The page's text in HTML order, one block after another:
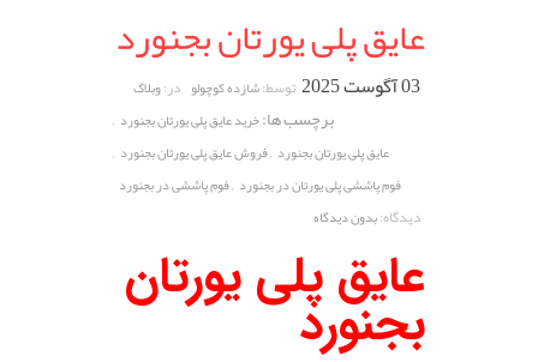
عایق پلی یورتان بجنورد
03 آگوست 2025 توسط:شازده کوچولو در:وبلاگ
برچسب ها:خرید عایق پلی یورتان بجنورد ,
عایق پلی یورتان بجنورد ,فروش عایق پلی یورتان بجنورد ,
فوم پاششی پلی یورتان در بجنورد ,فوم پاششی در بجنورد
دیدگاه:بدون دیدگاه
عایق پلی یورتان
بجنورد